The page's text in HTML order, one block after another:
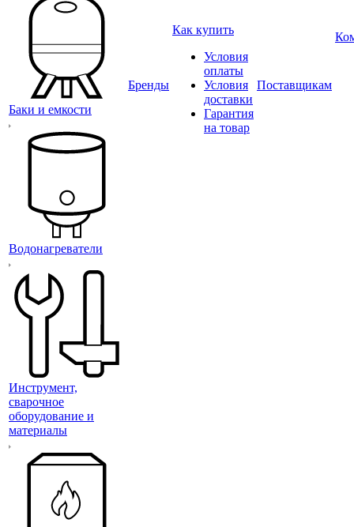
Баки и емкости
Водонагреватели
Инструмент,
сварочное
оборудование и
материалы
Бренды
Как купить
Условия
оплаты
Условия
доставки
Гарантия
на товар
Поставщикам